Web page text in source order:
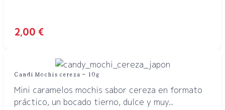
2,00 €
Candi Mochis cereza – 10g
Mini caramelos mochis sabor cereza en formato
práctico, un bocado tierno, dulce y muy...